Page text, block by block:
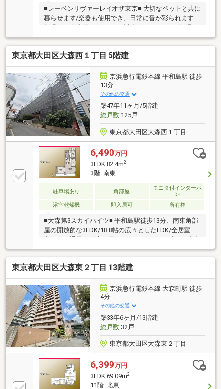
■レーベンリヴァーレイオザ東京■ 大切なペットと共に
暮らせます/楽器も使用でき、日常に音が彩られます
きるカウンターキッチン
東京都大田区大森西１丁目 5階建
京浜急行電鉄本線 平和島駅 徒歩
13分
その他の交通
築47年11ヶ月/5階建
総戸数125戸
東京都大田区大森西１丁目
6,490万円
3LDK 82.4m2
3階 南東
駐車場あり 角部屋
モニタ付インターホ
ン
浴室乾燥機
即入居可 所有権
■大森第3スカイハイツ■ 平和島駅徒歩13分、南東角部
屋の開放的な3LDK/18.8帖の広々としたLDK/全居室に
で、ペットと一緒に暮らせます
東京都大田区大森東２丁目 13階建
京浜急行電鉄本線 大森町駅 徒歩
4分
その他の交通
築33年6ヶ月/13階建
総戸数32戸
東京都大田区大森東２丁目
6,399万円
3LDK 69.09m2
11階 北東